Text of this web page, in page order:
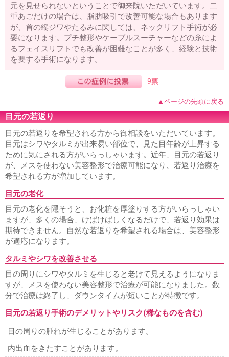
元を見せられないということで御来院いただいています。二
重あごだけの場合は、脂肪吸引で改善可能な場合もあります
が、首の縦ジワやたるみに関しては、ネックリフト手術が必
要になります。プチ整形やケーブルスーチャーなどの糸によ
るフェイスリフトでも改善が困難なことが多く、経験と技術
を要する手術になります。
9票
▲ページの先頭に戻る
目元の若返り
目元の若返りを希望される方から御相談をいただいています。
目元はシワやタルミが出来易い部位で、見た目年齢が上昇する
ために気にされる方がいらっしゃいます。近年、目元の若返り
が、メスを使わない美容整形で治療可能になり、若返り治療を
希望される方が増加しています。
目元の老化
目元の老化を隠そうと、お化粧を厚塗りする方がいらっしゃい
ますが、多くの場合、けばけばしくなるだけで、若返り効果は
期待できません。自然な若返りを希望される場合は、美容整形
が適応になります。
タルミやシワを改善させる
目の周りにシワやタルミを生じると老けて見えるようになりま
すが、メスを使わない美容整形で治療が可能になりました。数
分で治療は終了し、ダウンタイムが短いことが特徴です。
目元の若返り手術のデメリットやリスク(稀なものを含む)
目の周りの腫れが生じることがあります。
内出血をきたすことがあります。